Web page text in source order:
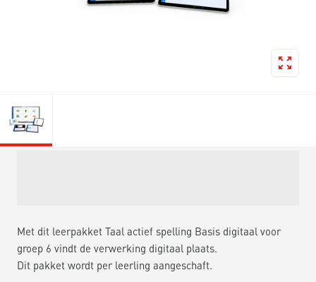
Met dit leerpakket Taal actief spelling Basis digitaal voor
groep 6 vindt de verwerking digitaal plaats.
Dit pakket wordt per leerling aangeschaft.